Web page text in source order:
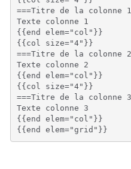
===Titre de la colonne
Texte colonne 1
{{end elem="col"}}
{{col size="4"}}
===Titre de la colonne
Texte colonne 2
{{end elem="col"}}
{{col size="4"}}
===Titre de la colonne
Texte colonne 3
{{end elem="col"}}